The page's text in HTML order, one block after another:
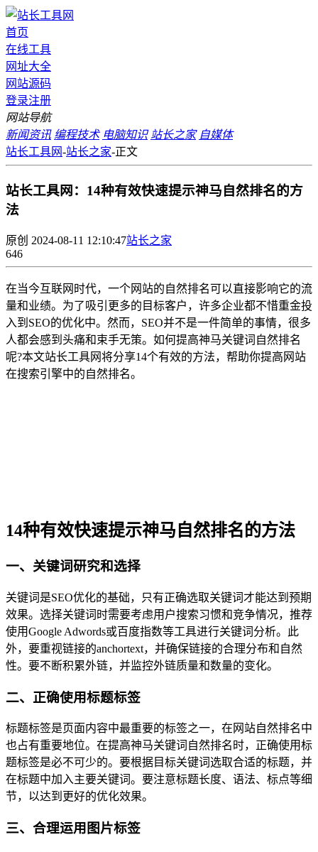
首页
在线工具
网址大全
网站源码
登录注册
网站导航
新闻资讯 编程技术 电脑知识 站长之家 自媒体
站长工具网-站长之家-正文
站长工具网：14种有效快速提示神马自然排名的方
法
原创 2024-08-11 12:10:47站长之家
646
在当今互联网时代，一个网站的自然排名可以直接影响它的流
量和业绩。为了吸引更多的目标客户，许多企业都不惜重金投
入到SEO的优化中。然而，SEO并不是一件简单的事情，很多
人都会感到头痛和束手无策。如何提高神马关键词自然排名
呢?本文站长工具网将分享14个有效的方法，帮助你提高网站
在搜索引擎中的自然排名。
14种有效快速提示神马自然排名的方法
一、关键词研究和选择
关键词是SEO优化的基础，只有正确选取关键词才能达到预期
效果。选择关键词时需要考虑用户搜索习惯和竞争情况，推荐
使用Google Adwords或百度指数等工具进行关键词分析。此
外，要重视链接的anchortext，并确保链接的合理分布和自然
性。要不断积累外链，并监控外链质量和数量的变化。
二、正确使用标题标签
标题标签是页面内容中最重要的标签之一，在网站自然排名中
也占有重要地位。在提高神马关键词自然排名时，正确使用标
题标签是必不可少的。要根据目标关键词选取合适的标题，并
在标题中加入主要关键词。要注意标题长度、语法、标点等细
节，以达到更好的优化效果。
三、合理运用图片标签